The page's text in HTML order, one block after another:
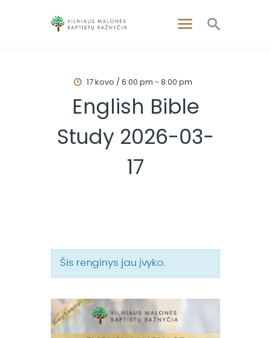
17 kovo / 6:00 pm -8:00 pm
English Bible
Study 2026-03-
17
PAGRINDINIS
APIE MUS
APSILANKYKITE
PAMOKSLAI
Šis renginys jau įvyko.